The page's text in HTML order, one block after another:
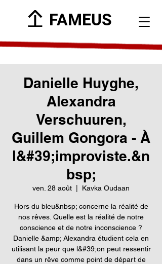
FAMEUS
Danielle Huyghe,
Alexandra
Verschuuren,
Guillem Gongora - À
l&#39;improviste.&n
bsp;
ven. 28 août Kavka Oudaan
Hors du bleu&nbsp; concerne la réalité de
nos rêves. Quelle est la réalité de notre
conscience et de notre inconscience ?
Danielle &amp; Alexandra étudient cela en
utilisant la peur que l&#39;on peut ressentir
dans un rêve comme point de départ de